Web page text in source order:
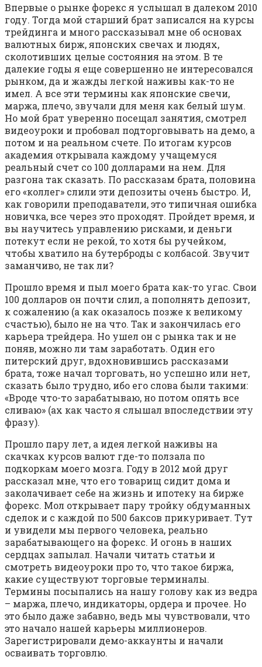
Впервые о рынке форекс я услышал в далеком 2010
году. Тогда мой старший брат записался на курсы
трейдинга и много рассказывал мне об основах
валютных бирж, японских свечах и людях,
сколотивших целые состояния на этом. В те
далекие годы я еще совершенно не интересовался
рынком, да и жажды легкой наживы как-то не
имел. А все эти термины как японские свечи,
маржа, плечо, звучали для меня как белый шум.
Но мой брат уверенно посещал занятия, смотрел
видеоуроки и пробовал подторговывать на демо, а
потом и на реальном счете. По итогам курсов
академия открывала каждому учащемуся
реальный счет со 100 долларами на нем. Для
разгона так сказать. По рассказам брата, половина
его «коллег» слили эти депозиты очень быстро. И,
как говорили преподаватели, это типичная ошибка
новичка, все через это проходят. Пройдет время, и
вы научитесь управлению рисками, и деньги
потекут если не рекой, то хотя бы ручейком,
чтобы хватило на бутерброды с колбасой. Звучит
заманчиво, не так ли?
Прошло время и пыл моего брата как-то угас. Свои
100 долларов он почти слил, а пополнять депозит,
к сожалению (а как оказалось позже к великому
счастью), было не на что. Так и закончилась его
карьера трейдера. Но ушел он с рынка так и не
поняв, можно ли там заработать. Один его
питерский друг, вдохновившись рассказами
брата, тоже начал торговать, но успешно или нет,
сказать было трудно, ибо его слова были такими:
«Вроде что-то зарабатываю, но потом опять все
сливаю» (ах как часто я слышал впоследствии эту
фразу).
Прошло пару лет, а идея легкой наживы на
скачках курсов валют где-то ползала по
подкоркам моего мозга. Году в 2012 мой друг
рассказал мне, что его товарищ сидит дома и
заколачивает себе на жизнь и ипотеку на бирже
форекс. Мол открывает пару тройку обдуманных
сделок и с каждой по 500 баксов прикуривает. Тут
и увидели мы первого человека, реально
зарабатывающего на форекс. И огонь в наших
сердцах запылал. Начали читать статьи и
смотреть видеоуроки про то, что такое биржа,
какие существуют торговые терминалы.
Термины посыпались на нашу голову как из ведра
– маржа, плечо, индикаторы, ордера и прочее. Но
это было даже забавно, ведь мы чувствовали, что
это начало нашей карьеры миллионеров.
Зарегистрировали демо-аккаунты и начали
осваивать торговлю.